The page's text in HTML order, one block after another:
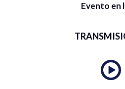
Evento en